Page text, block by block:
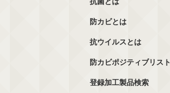
防カビとは
抗ウイルスとは
防カビポジティブリスト
登録加工製品検索